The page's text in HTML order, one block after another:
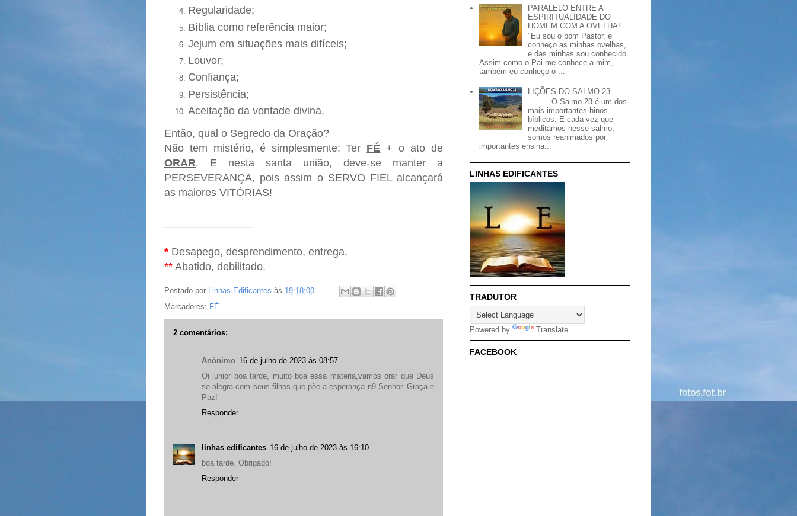
Regularidade;
Bíblia como referência maior;
Jejum em situações mais difíceis;
Louvor;
Confiança;
Persistência;
Aceitação da vontade divina.
Então, qual o Segredo da Oração?
Não tem mistério, é simplesmente: Ter FÉ + o ato de
ORAR. E nesta santa união, deve-se manter a
PERSEVERANÇA, pois assim o SERVO FIEL alcançará
as maiores VITÓRIAS!
* Desapego, desprendimento, entrega.
** Abatido, debilitado.
Postado por Linhas Edificantes às 19:18:00
Marcadores: FÉ
2 comentários:
Anônimo 16 de julho de 2023 às 08:57
Oi junior boa tarde, muito boa essa materia,vamos orar que Deus
se alegra com seus filhos que põe a esperança n9 Senhor. Graça e
Paz!
Responder
linhas edificantes 16 de julho de 2023 às 16:10
boa tarde. Obrigado!
Responder
PARALELO ENTRE A
ESPIRITUALIDADE DO
HOMEM COM A OVELHA!
"Eu sou o bom Pastor, e
conheço as minhas ovelhas,
e das minhas sou conhecido.
Assim como o Pai me conhece a mim,
também eu conheço o ...
LIÇÕES DO SALMO 23
O Salmo 23 é um dos
mais importantes hinos
bíblicos. E cada vez que
meditamos nesse salmo,
somos reanimados por
importantes ensina...
LINHAS EDIFICANTES
TRADUTOR
Powered by Translate
FACEBOOK